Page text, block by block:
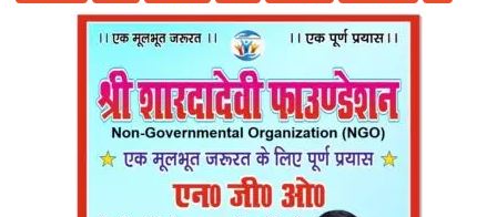
के
प्रथम
दिवस
पर
पत्रकारों
का
सम्मान,
पदाधिकारियों